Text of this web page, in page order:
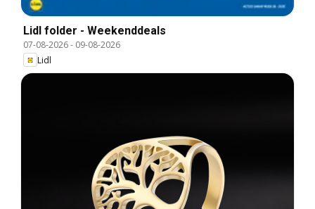
Lidl folder - Weekenddeals
07-08-2026- 09-08-2026
Lidl